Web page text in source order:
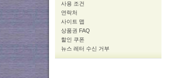
사용 조건
연락처
사이트 맵
상품권 FAQ
할인 쿠폰
뉴스 레터 수신 거부